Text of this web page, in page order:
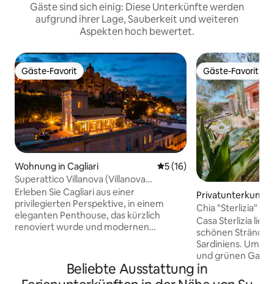
Gäste sind sich einig: Diese Unterkünfte werden
aufgrund ihrer Lage, Sauberkeit und weiteren
Aspekten hoch bewertet.
Gäste-Favorit
Gäste-Favorit
Wohnung in Cagliari Durchschnittliche
5 (16)
Superattico Villanova (Villanova
Dachwohnung)
Erleben Sie Cagliari aus einer
privilegierten Perspektive, in einem
eleganten Penthouse, das kürzlich
renoviert wurde und modernen
der Bastion Saint Remy entfernt, in der
Nähe von typischen Restaurants und
Gäste-Favorit
Gäste-Favorit
Privatunterkunft
e Maria
Chia "Sterlizia"
und
Casa Sterlizia
schönen Strände
Sardiniens.
und grünen
mediterraner
Pflanzen ist, sehr
Beliebte Ausstattung in